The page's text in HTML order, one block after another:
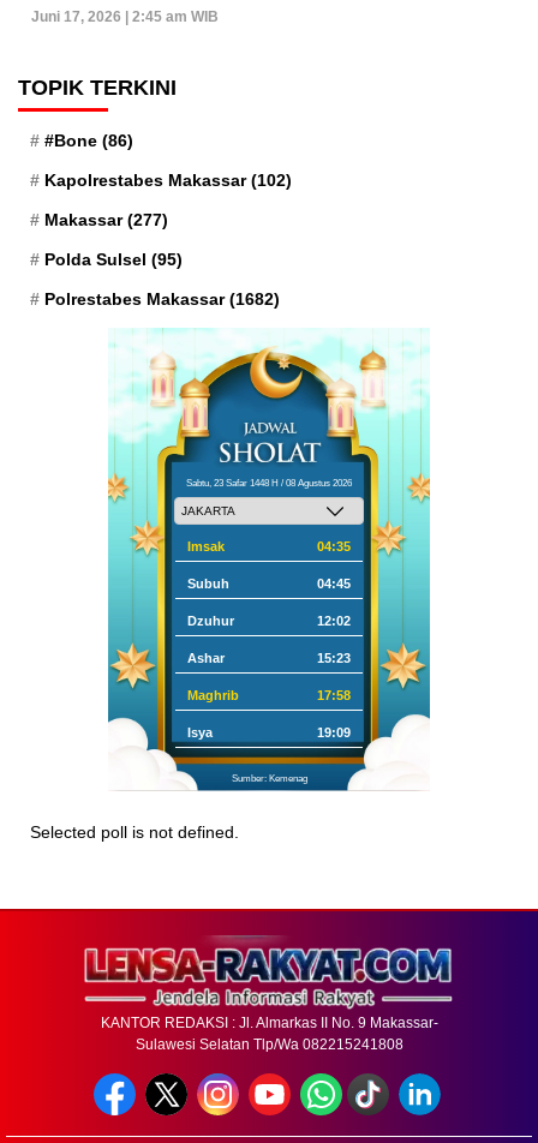
Juni 17, 2026 | 2:45 am WIB
TOPIK TERKINI
#Bone (86)
Kapolrestabes Makassar(102)
Makassar(277)
Polda Sulsel (95)
Polrestabes Makassar(1682)
Sabtu, 23 Safar 1448 H / 08 Agustus 2026
Imsak 04:35
Subuh 04:45
Dzuhur 12:02
Ashar 15:23
Maghrib 17:58
Isya 19:09
Sumber: Kemenag
Selected poll is not defined.
KANTOR REDAKSI : Jl. Almarkas II No. 9 Makassar-
Sulawesi Selatan Tlp/Wa 082215241808